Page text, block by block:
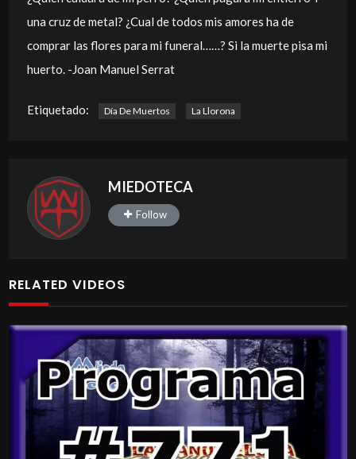
una cruz de metal? ¿Cual de todos mis amores ha de
comprar las flores para mi funeral……? Si la muerte pisa mi
huerto. -Joan Manuel Serrat
Etiquetado: Día De Muertos La Llorona
MIEDOTECA
Follow
RELATED VIDEOS